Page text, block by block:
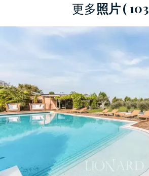
步的豪华细节点缀了位于别墅下
水疗区，配有土耳其浴室、桑拿
还有一个健身区，配有设备齐全
位于一楼，经过带书桌的大堂入
带壁炉和图书馆的客厅、一间宽
餐厅以及一间带岛台、早餐吧和
现代厨房。燃烧的内部。 该层
更多照片(